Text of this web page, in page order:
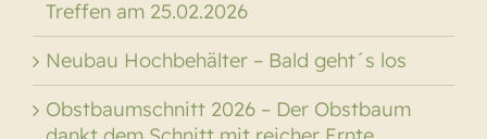
Treffen am 25.02.2026
Neubau Hochbehälter – Bald geht´s los
Obstbaumschnitt 2026 – Der Obstbaum